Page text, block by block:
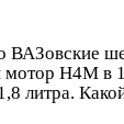
ВАЗовские
H4М в
литра.